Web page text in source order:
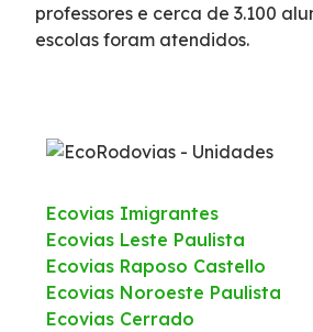
Projetos Socioambientais
Atendimento
Ouvidoria
Comercial
professores e cerca de 3.100
escolas foram atendidos.
Ecovias Imigrantes
Ecovias Leste Paulista
Ecovias Raposo Castello
Ecovias Noroeste Paulista
Ecovias Cerrado